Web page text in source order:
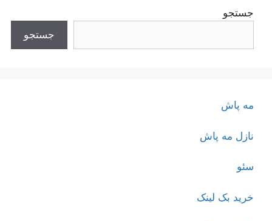
جستجو
جستجو
مه پاش
نازل مه پاش
سئو
خرید بک لینک